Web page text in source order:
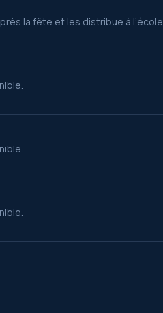
la fête et les distribue à l’école